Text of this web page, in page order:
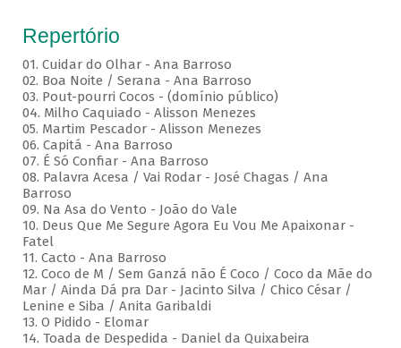
Repertório
01. Cuidar do Olhar - Ana Barroso
02. Boa Noite / Serana - Ana Barroso
03. Pout-pourri Cocos - (domínio público)
04. Milho Caquiado - Alisson Menezes
05. Martim Pescador - Alisson Menezes
06. Capitá - Ana Barroso
07. É Só Confiar - Ana Barroso
08. Palavra Acesa / Vai Rodar - José Chagas / Ana
Barroso
09. Na Asa do Vento - João do Vale
10. Deus Que Me Segure Agora Eu Vou Me Apaixonar -
Fatel
11. Cacto - Ana Barroso
12. Coco de M / Sem Ganzá não É Coco / Coco da Mãe do
Mar / Ainda Dá pra Dar - Jacinto Silva / Chico César /
Lenine e Siba / Anita Garibaldi
13. O Pidido - Elomar
14. Toada de Despedida - Daniel da Quixabeira